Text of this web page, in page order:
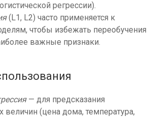
регрессии).
(L1, L2) часто применяется к
чтобы избежать переобучения
важные признаки.
— для предсказания
(цена дома, температура,